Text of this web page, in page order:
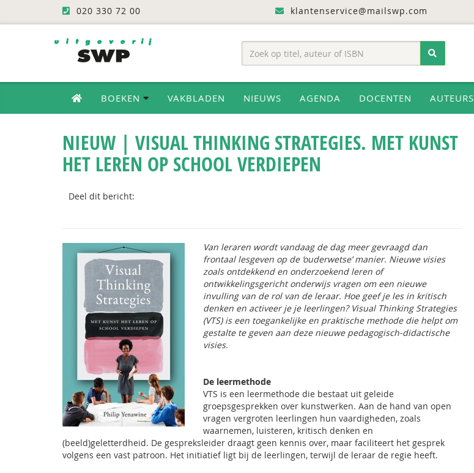
020 330 72 00 klantenservice@mailswp.com
BOEKEN VAKBLADEN NIEUWS AGENDA DOCENTEN AUTEURS
NIEUW | VISUAL THINKING STRATEGIES. MET KUNST
HET LEREN OP SCHOOL VERDIEPEN
Deel dit bericht:
Van leraren wordt vandaag de dag meer gevraagd dan
frontaal lesgeven op de ‘ouderwetse’ manier. Nieuwe visies
zoals ontdekkend en onderzoekend leren of
ontwikkelingsgericht onderwijs vragen om een nieuwe
invulling van de rol van de leraar. Hoe geef je les in kritisch
denken en activeer je je leerlingen? Visual Thinking Strategies
(VTS) is een toegankelijke en praktische methode die helpt om
gestalte te geven aan deze nieuwe pedagogisch-didactische
visies.
De leermethode
VTS is een leermethode die bestaat uit geleide
groepsgesprekken over kunstwerken. Aan de hand van open
vragen vergroten leerlingen hun vaardigheden, zoals
waarnemen, luisteren, kritisch denken en
(beeld)geletterdheid. De gespreksleider draagt geen kennis over, maar faciliteert het gesprek
volgens een vast patroon. Het initiatief ligt bij de leerlingen, terwijl de leraar de regie heeft.